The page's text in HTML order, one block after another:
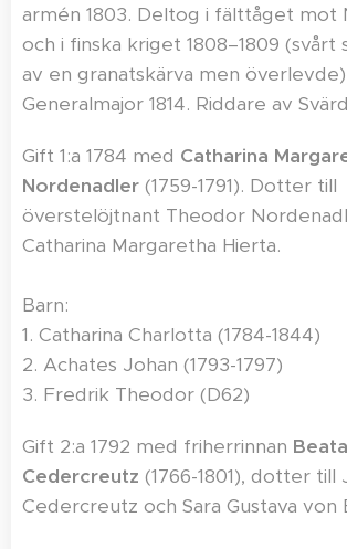
armén 1803. Deltog i fälttåget mot
och i finska kriget 1808–1809 (svårt
av en granatskärva men
Generalmajor 1814. Riddare av
Gift 1:a 1784 med Catharina
Nordenadler (1759-1791). Dotter till
överstelöjtnant Theodor
Catharina Margaretha Hierta.
Barn:
1. Catharina Charlotta (1784-1844)
2. Achates Johan (1793-1797)
3. Fredrik Theodor (D62)
Gift 2:a 1792 med friherrinnan
Cedercreutz (1766-1801), dotter till
Cedercreutz och Sara Gustava von